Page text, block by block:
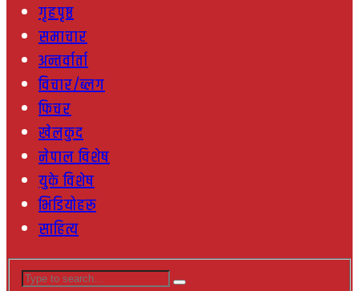
गृहपृष्ठ
समाचार
अन्तर्वार्ता
विचार/ब्लग
फिचर
खेलकुद
नेपाल विशेष
युके विशेष
भिडियोहरू
साहित्य